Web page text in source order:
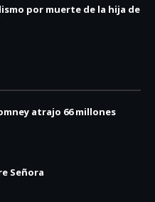
por muerte de la hija de
atrajo 66 millones
Señora